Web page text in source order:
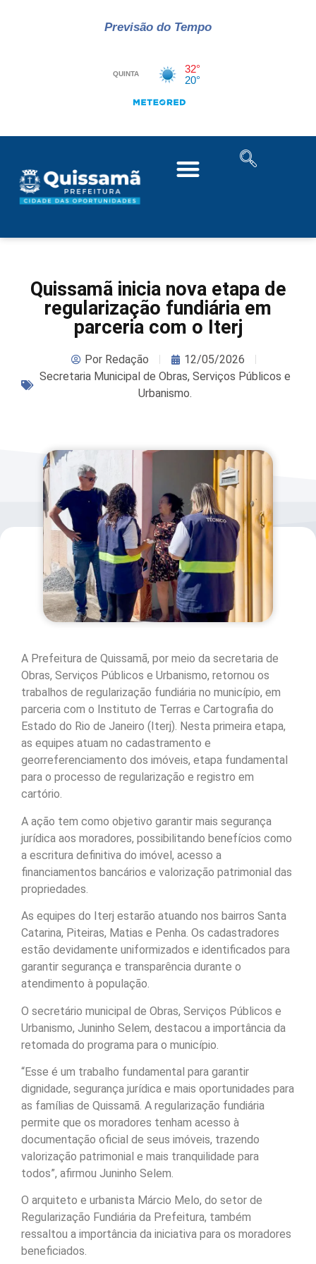
Previsão do Tempo
Quissamã inicia nova etapa de
regularização fundiária em
parceria com o Iterj
PorRedação
12/05/2026
Secretaria Municipal de Obras, Serviços Públicos e
Urbanismo.
A Prefeitura de Quissamã, por meio da secretaria de
Obras, Serviços Públicos e Urbanismo, retornou os
trabalhos de regularização fundiária no município, em
parceria com o Instituto de Terras e Cartografia do
Estado do Rio de Janeiro (Iterj). Nesta primeira etapa,
as equipes atuam no cadastramento e
georreferenciamento dos imóveis, etapa fundamental
para o processo de regularização e registro em
cartório.
A ação tem como objetivo garantir mais segurança
jurídica aos moradores, possibilitando benefícios como
a escritura definitiva do imóvel, acesso a
financiamentos bancários e valorização patrimonial das
propriedades.
As equipes do Iterj estarão atuando nos bairros Santa
Catarina, Piteiras, Matias e Penha. Os cadastradores
estão devidamente uniformizados e identificados para
garantir segurança e transparência durante o
atendimento à população.
O secretário municipal de Obras, Serviços Públicos e
Urbanismo, Juninho Selem, destacou a importância da
retomada do programa para o município.
“Esse é um trabalho fundamental para garantir
dignidade, segurança jurídica e mais oportunidades para
as famílias de Quissamã. A regularização fundiária
permite que os moradores tenham acesso à
documentação oficial de seus imóveis, trazendo
valorização patrimonial e mais tranquilidade para
todos”, afirmou Juninho Selem.
O arquiteto e urbanista Márcio Melo, do setor de
Regularização Fundiária da Prefeitura, também
ressaltou a importância da iniciativa para os moradores
beneficiados.